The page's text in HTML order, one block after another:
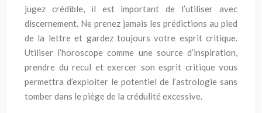
jugez crédible, il est important de l’utiliser avec
discernement. Ne prenez jamais les prédictions au pied
de la lettre et gardez toujours votre esprit critique.
Utiliser l’horoscope comme une source d’inspiration,
prendre du recul et exercer son esprit critique vous
permettra d’exploiter le potentiel de l’astrologie sans
tomber dans le piège de la crédulité excessive.